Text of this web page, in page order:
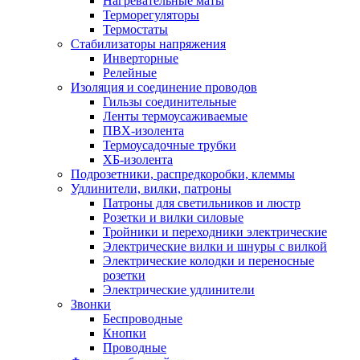
Терморегуляторы
Термостаты
Стабилизаторы напряжения
Инверторные
Релейные
Изоляция и соединение проводов
Гильзы соединительные
Ленты термоусаживаемые
ПВХ-изолента
Термоусадочные трубки
ХБ-изолента
Подрозетники, распредкоробки, клеммы
Удлинители, вилки, патроны
Патроны для светильников и люстр
Розетки и вилки силовые
Тройники и переходники электрические
Электрические вилки и шнуры с вилкой
Электрические колодки и переносные
розетки
Электрические удлинители
Звонки
Беспроводные
Кнопки
Проводные